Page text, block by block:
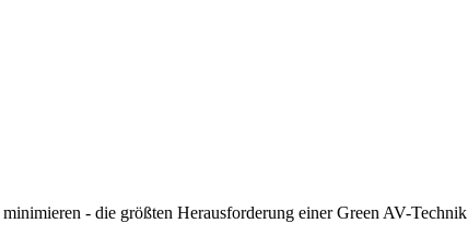
- die größten Herausforderung einer Green AV-Technik